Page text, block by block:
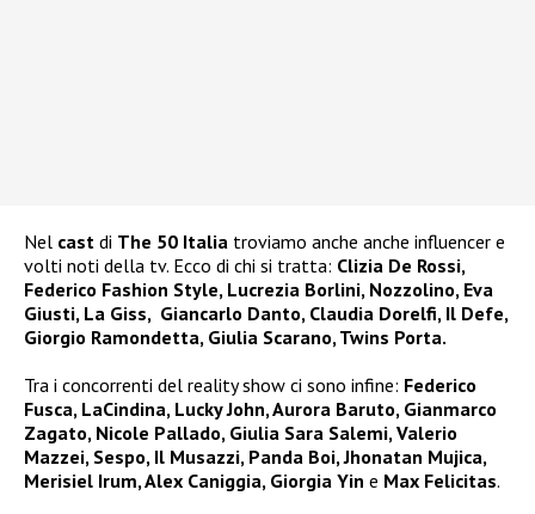
Nel cast di The 50 Italia troviamo anche anche influencer e
volti noti della tv. Ecco di chi si tratta: Clizia De Rossi,
Federico Fashion Style, Lucrezia Borlini, Nozzolino, Eva
Giusti, La Giss, Giancarlo Danto, Claudia Dorelfi, Il Defe,
Giorgio Ramondetta, Giulia Scarano, Twins Porta.
Tra i concorrenti del reality show ci sono infine: Federico
Fusca, LaCindina, Lucky John, Aurora Baruto, Gianmarco
Zagato, Nicole Pallado, Giulia Sara Salemi, Valerio
Mazzei, Sespo, Il Musazzi, Panda Boi, Jhonatan Mujica,
Merisiel Irum, Alex Caniggia, Giorgia Yin e Max Felicitas.